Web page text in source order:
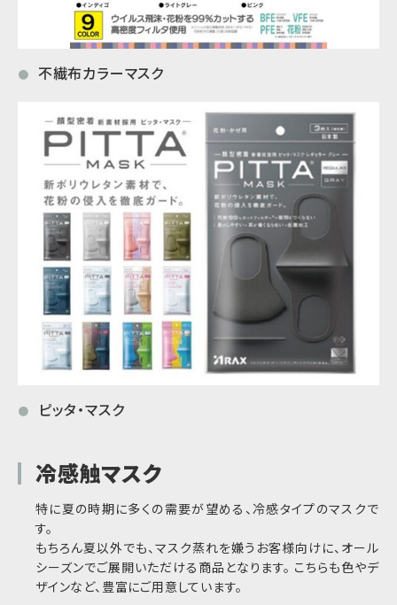
● 不繊布カラーマスク
● ピッタ・マスク
冷感触マスク
特に夏の時期に多くの需要が望める、冷感タイプのマスクで
す。
もちろん夏以外でも、マスク蒸れを嫌うお客様向けに、オール
シーズンでご展開いただける商品となります。 こちらも色やデ
ザインなど、豊富にご用意しています。